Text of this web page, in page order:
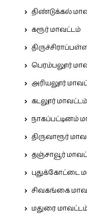
திண்டுக்கல்
கரூர் மாவட்டம்
பெரம்பலூர்
அரியலூர்
கடலூர் மாவட்டம்
நாகப்பட்டினம்
திருவாரூர்
தஞ்சாவூர்
புதுக்கோட்டை
சிவகங்கை
மதுரை